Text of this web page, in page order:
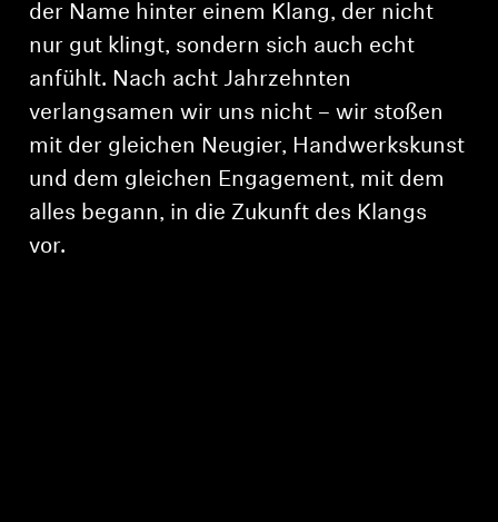
Original-Hörteile & Zubehör
Soundbars
AMBEO Soundbars und Subs
AMBEO entdecken
der Name hinter einem Klang, der nicht
nur gut klingt, sondern sich auch echt
anfühlt. Nach acht Jahrzehnten
verlangsamen wir uns nicht – wir stoßen
mit der gleichen Neugier, Handwerkskunst
und dem gleichen Engagement, mit dem
alles begann, in die Zukunft des Klangs
vor.